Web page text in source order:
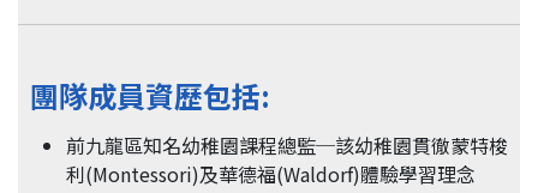
團隊成員資歷包括:
前九龍區知名幼稚園課程總監─該幼稚園貫徹蒙特梭
利(Montessori)及華德福(Waldorf)體驗學習理念